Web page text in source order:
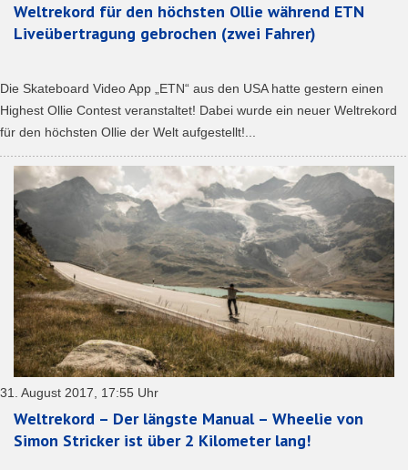
Weltrekord für den höchsten Ollie während ETN
Liveübertragung gebrochen (zwei Fahrer)
Die Skateboard Video App „ETN“ aus den USA hatte gestern einen
Highest Ollie Contest veranstaltet! Dabei wurde ein neuer Weltrekord
für den höchsten Ollie der Welt aufgestellt!...
31. August 2017, 17:55 Uhr
Weltrekord – Der längste Manual – Wheelie von
Simon Stricker ist über 2 Kilometer lang!